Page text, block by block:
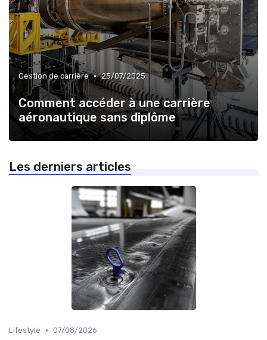
Gestion de carrière • 25/07/2025
Comment accéder à une carrière
aéronautique sans diplôme
Les derniers articles
Lifestyle • 07/08/2026